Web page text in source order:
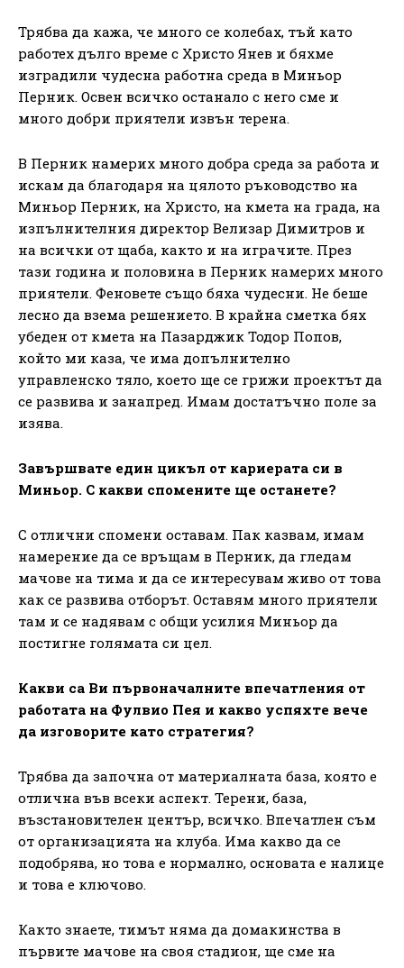
Трябва да кажа, че много се колебах, тъй като
работех дълго време с Христо Янев и бяхме
изградили чудесна работна среда в Миньор
Перник. Освен всичко останало с него сме и
много добри приятели извън терена.
В Перник намерих много добра среда за работа и
искам да благодаря на цялото ръководство на
Миньор Перник, на Христо, на кмета на града, на
изпълнителния директор Велизар Димитров и
на всички от щаба, както и на играчите. През
тази година и половина в Перник намерих много
приятели. Феновете също бяха чудесни. Не беше
лесно да взема решението. В крайна сметка бях
убеден от кмета на Пазарджик Тодор Попов,
който ми каза, че има допълнително
управленско тяло, което ще се грижи проектът да
се развива и занапред. Имам достатъчно поле за
изява.
Завършвате един цикъл от кариерата си в
Миньор. С какви спомените ще останете?
С отлични спомени оставам. Пак казвам, имам
намерение да се връщам в Перник, да гледам
мачове на тима и да се интересувам живо от това
как се развива отборът. Оставям много приятели
там и се надявам с общи усилия Миньор да
постигне голямата си цел.
Какви са Ви първоначалните впечатления от
работата на Фулвио Пея и какво успяхте вече
да изговорите като стратегия?
Трябва да започна от материалната база, която е
отлична във всеки аспект. Терени, база,
възстановителен център, всичко. Впечатлен съм
от организацията на клуба. Има какво да се
подобрява, но това е нормално, основата е налице
и това е ключово.
Както знаете, тимът няма да домакинства в
първите мачове на своя стадион, ще сме на